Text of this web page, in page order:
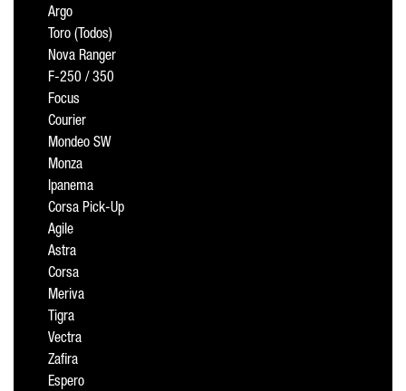
Argo
Toro (Todos)
Nova Ranger
F-250 / 350
Focus
Courier
Mondeo SW
Monza
Ipanema
Corsa Pick-Up
Agile
Astra
Corsa
Meriva
Tigra
Vectra
Zafira
Espero